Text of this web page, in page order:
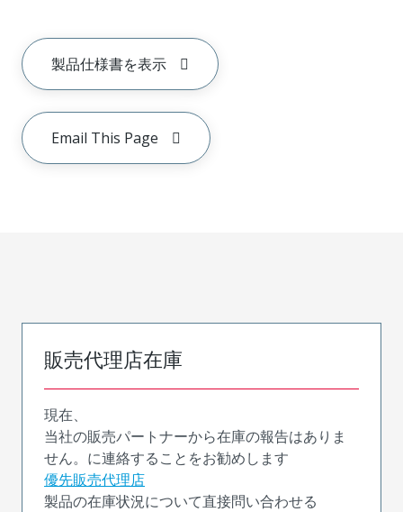
製品仕様書を表示
Email This Page
販売代理店在庫
現在、
当社の販売パートナーから在庫の報告はありま
せん。に連絡することをお勧めします
優先販売代理店
製品の在庫状況について直接問い合わせる